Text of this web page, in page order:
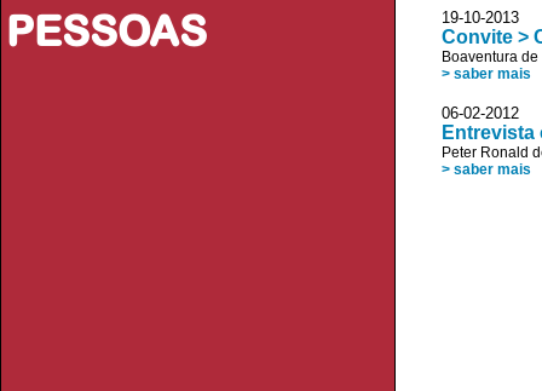
PESSOAS
19-10-
Convite >
Boaventura
> saber mais
06-02-
Entrevista
Peter Ronald
> saber mais